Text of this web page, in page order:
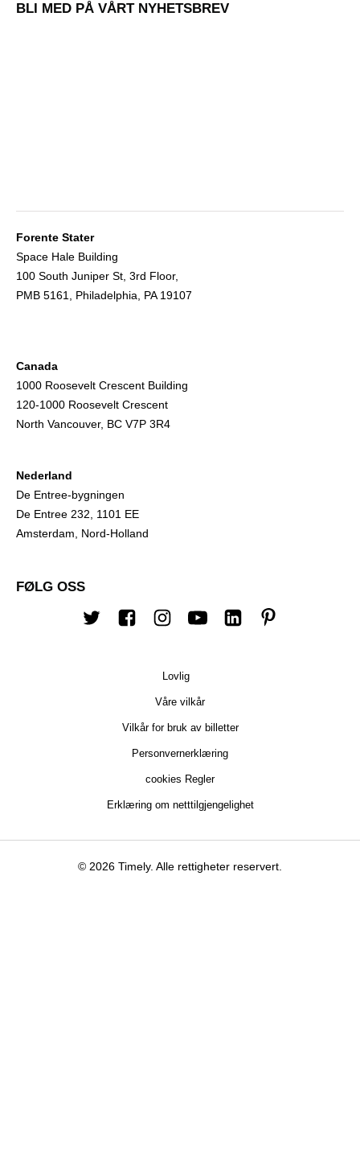
BLI MED PÅ VÅRT NYHETSBREV
Forente Stater
Space Hale Building
100 South Juniper St, 3rd Floor,
PMB 5161, Philadelphia, PA 19107
Canada
1000 Roosevelt Crescent Building
120-1000 Roosevelt Crescent
North Vancouver, BC V7P 3R4
Nederland
De Entree-bygningen
De Entree 232, 1101 EE
Amsterdam, Nord-Holland
FØLG OSS
TwitterFacebookInstagram
YoutubeLinkedin
Lovlig
Våre vilkår
Vilkår for bruk av billetter
Personvernerklæring
cookies Regler
Erklæring om netttilgjengelighet
© 2026 Timely. Alle rettigheter reservert.